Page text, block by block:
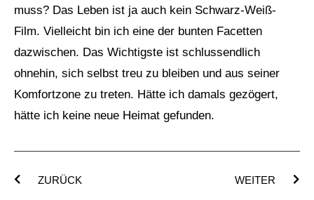
muss? Das Leben ist ja auch kein Schwarz-Weiß-
Film. Vielleicht bin ich eine der bunten Facetten
dazwischen. Das Wichtigste ist schlussendlich
ohnehin, sich selbst treu zu bleiben und aus seiner
Komfortzone zu treten. Hätte ich damals gezögert,
hätte ich keine neue Heimat gefunden.
ZURÜCK WEITER